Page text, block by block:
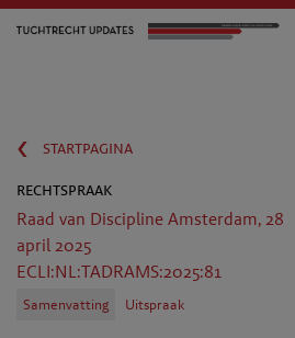
‹
startpagina
rechtspraak
Raad van Discipline Amsterdam, 28
april 2025
ECLI:NL:TADRAMS:2025:81
Samenvatting Uitspraak